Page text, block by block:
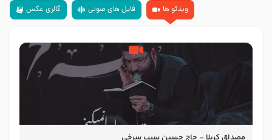
ویدئو ها
فایل های صوتی گالری عکس
مصداق کربلا – حاج حسین سیب سرخی